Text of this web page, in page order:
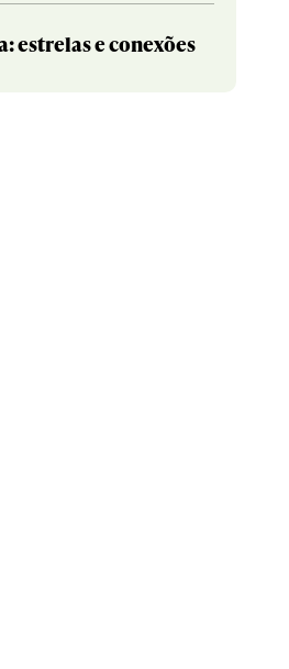
estrelas e conexões